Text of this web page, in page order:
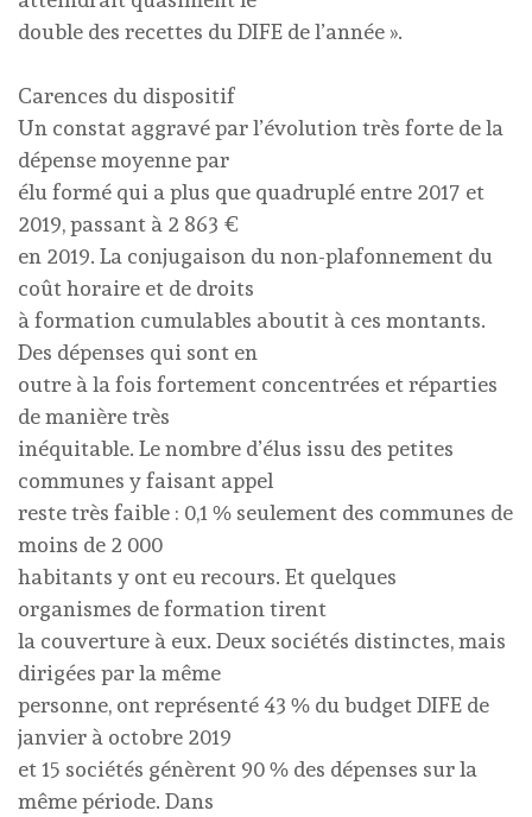
double des recettes du DIFE de l’année ».
Carences du dispositif
Un constat aggravé par l’évolution très forte de la
dépense moyenne par
élu formé qui a plus que quadruplé entre 2017 et
2019, passant à 2 863 €
en 2019. La conjugaison du non-plafonnement du
coût horaire et de droits
à formation cumulables aboutit à ces montants.
Des dépenses qui sont en
outre à la fois fortement concentrées et réparties
de manière très
inéquitable. Le nombre d’élus issu des petites
communes y faisant appel
reste très faible : 0,1 % seulement des communes de
moins de 2 000
habitants y ont eu recours. Et quelques
organismes de formation tirent
la couverture à eux. Deux sociétés distinctes, mais
dirigées par la même
personne, ont représenté 43 % du budget DIFE de
janvier à octobre 2019
et 15 sociétés génèrent 90 % des dépenses sur la
même période. Dans